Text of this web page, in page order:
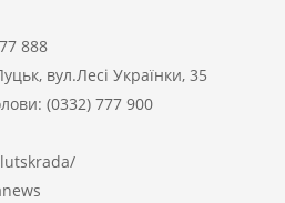
888
вул.Лесі Українки, 35
(0332) 777 900